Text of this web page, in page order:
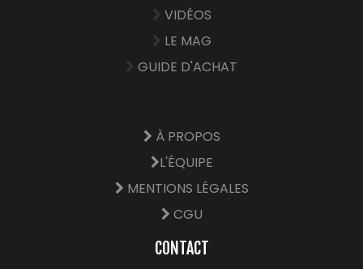
VIDÉOS
LE MAG
GUIDE D'ACHAT
À PROPOS
L'ÉQUIPE
MENTIONS LÉGALES
CGU
CONTACT